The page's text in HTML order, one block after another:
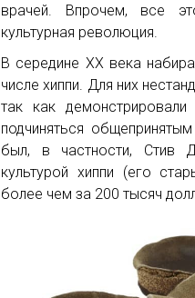
врачей. Впрочем, все
культурная революция.
В середине XX века
числе хиппи. Для них
так как
подчиняться
был, в частности, Стив
культурой хиппи (его
более чем за 200 тысяч